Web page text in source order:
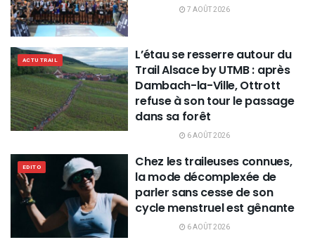
7 AOÛT 2026
ACTU TRAIL
L’étau se resserre autour du
Trail Alsace by UTMB : après
Dambach-la-Ville, Ottrott
refuse à son tour le passage
dans sa forêt
6 AOÛT 2026
EDITO
Chez les traileuses connues,
la mode décomplexée de
parler sans cesse de son
cycle menstruel est gênante
6 AOÛT 2026